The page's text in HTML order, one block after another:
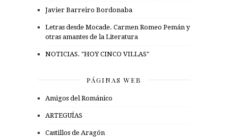
Javier Barreiro Bordonaba
Letras desde Mocade. Carmen Romeo Pemán y
otras amantes de la Literatura
NOTICIAS. "HOY CINCO VILLAS"
PÁGINAS WEB
Amigos del Románico
ARTEGUÍAS
Castillos de Aragón